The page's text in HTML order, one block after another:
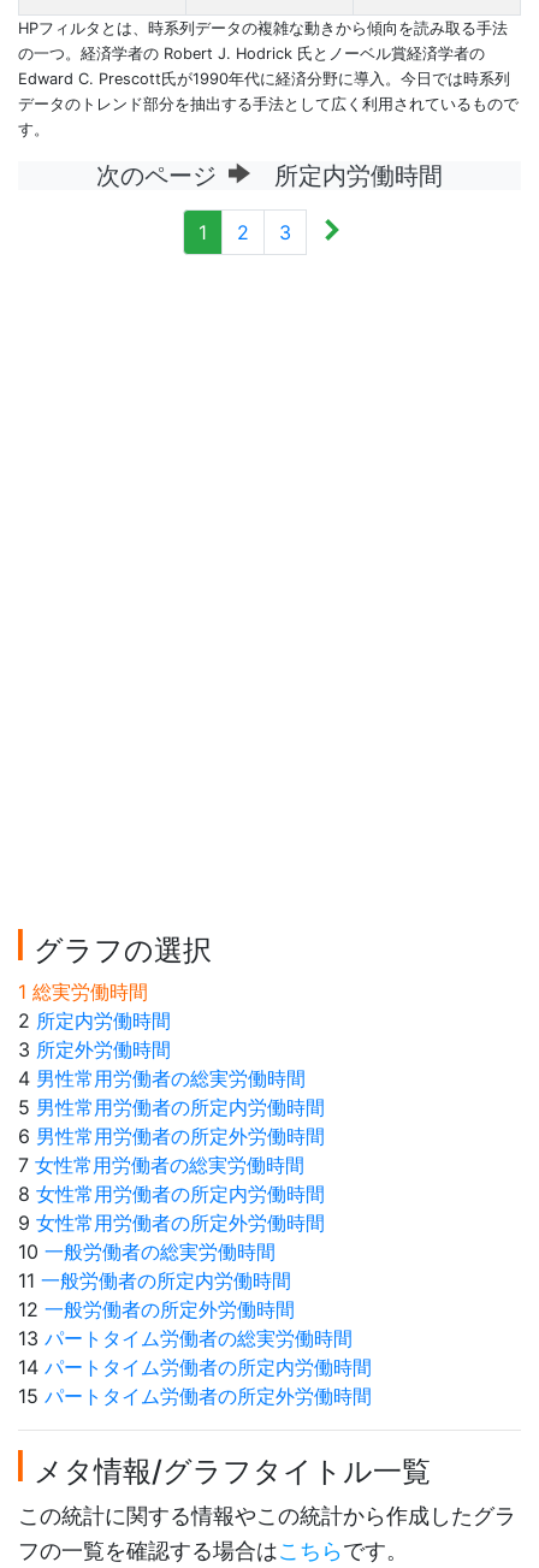
HPフィルタとは、時系列データの複雑な動きから傾向を読み取る手法
の一つ。経済学者の Robert J. Hodrick 氏とノーベル賞経済学者の
Edward C. Prescott氏が1990年代に経済分野に導入。今日では時系列
データのトレンド部分を抽出する手法として広く利用されているもので
す。
次のページ 所定内労働時間
1 2 3
グラフの選択
1 総実労働時間
2 所定内労働時間
3 所定外労働時間
4 男性常用労働者の総実労働時間
5 男性常用労働者の所定内労働時間
6 男性常用労働者の所定外労働時間
7 女性常用労働者の総実労働時間
8 女性常用労働者の所定内労働時間
9 女性常用労働者の所定外労働時間
10 一般労働者の総実労働時間
11 一般労働者の所定内労働時間
12 一般労働者の所定外労働時間
13 パートタイム労働者の総実労働時間
14 パートタイム労働者の所定内労働時間
15 パートタイム労働者の所定外労働時間
メタ情報/グラフタイトル一覧
この統計に関する情報やこの統計から作成したグラ
フの一覧を確認する場合はこちらです。